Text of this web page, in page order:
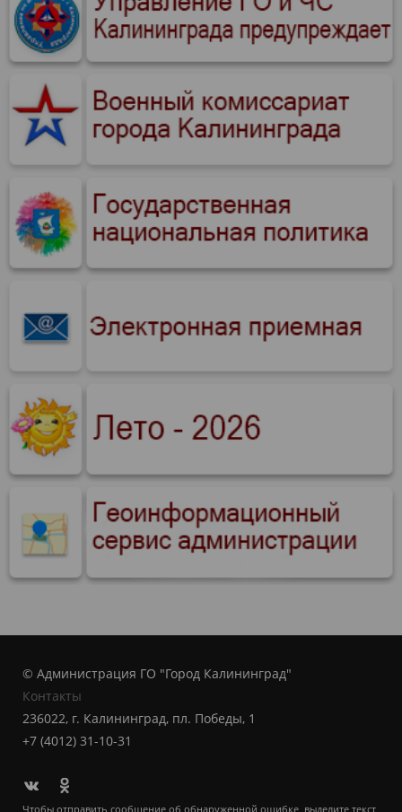
© Администрация ГО "Город Калининград"
Контакты
236022, г. Калининград, пл. Победы, 1
+7 (4012) 31-10-31
Чтобы отправить сообщение об обнаруженной ошибке, выделите текст